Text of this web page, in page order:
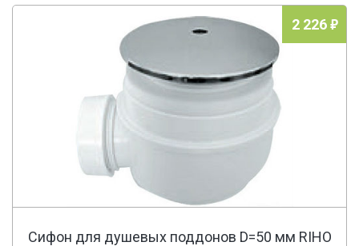
2 226
Сифон для душевых поддонов D=50 мм RIHO